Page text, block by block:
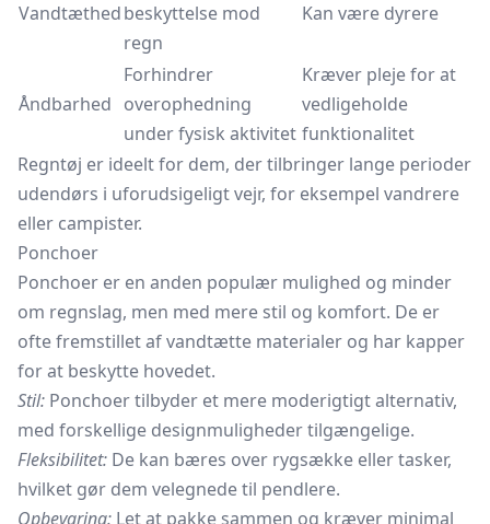
Vandtæthedbeskyttelse mod
regn
Kan være dyrere
Åndbarhed
Forhindrer
overophedning
under fysisk aktivitet
Kræver pleje for at
vedligeholde
funktionalitet
Regntøj er ideelt for dem, der tilbringer lange perioder
udendørs i uforudsigeligt vejr, for eksempel vandrere
eller campister.
Ponchoer
Ponchoer er en anden populær mulighed og minder
om regnslag, men med mere stil og komfort. De er
ofte fremstillet af vandtætte materialer og har kapper
for at beskytte hovedet.
Stil: Ponchoertilbyder et mere moderigtigt alternativ,
med forskellige designmuligheder tilgængelige.
Fleksibilitet: De kan bæres over rygsække eller tasker,
hvilket gør dem velegnede til pendlere.
Opbevaring: Let at pakke sammen og kræver minimal